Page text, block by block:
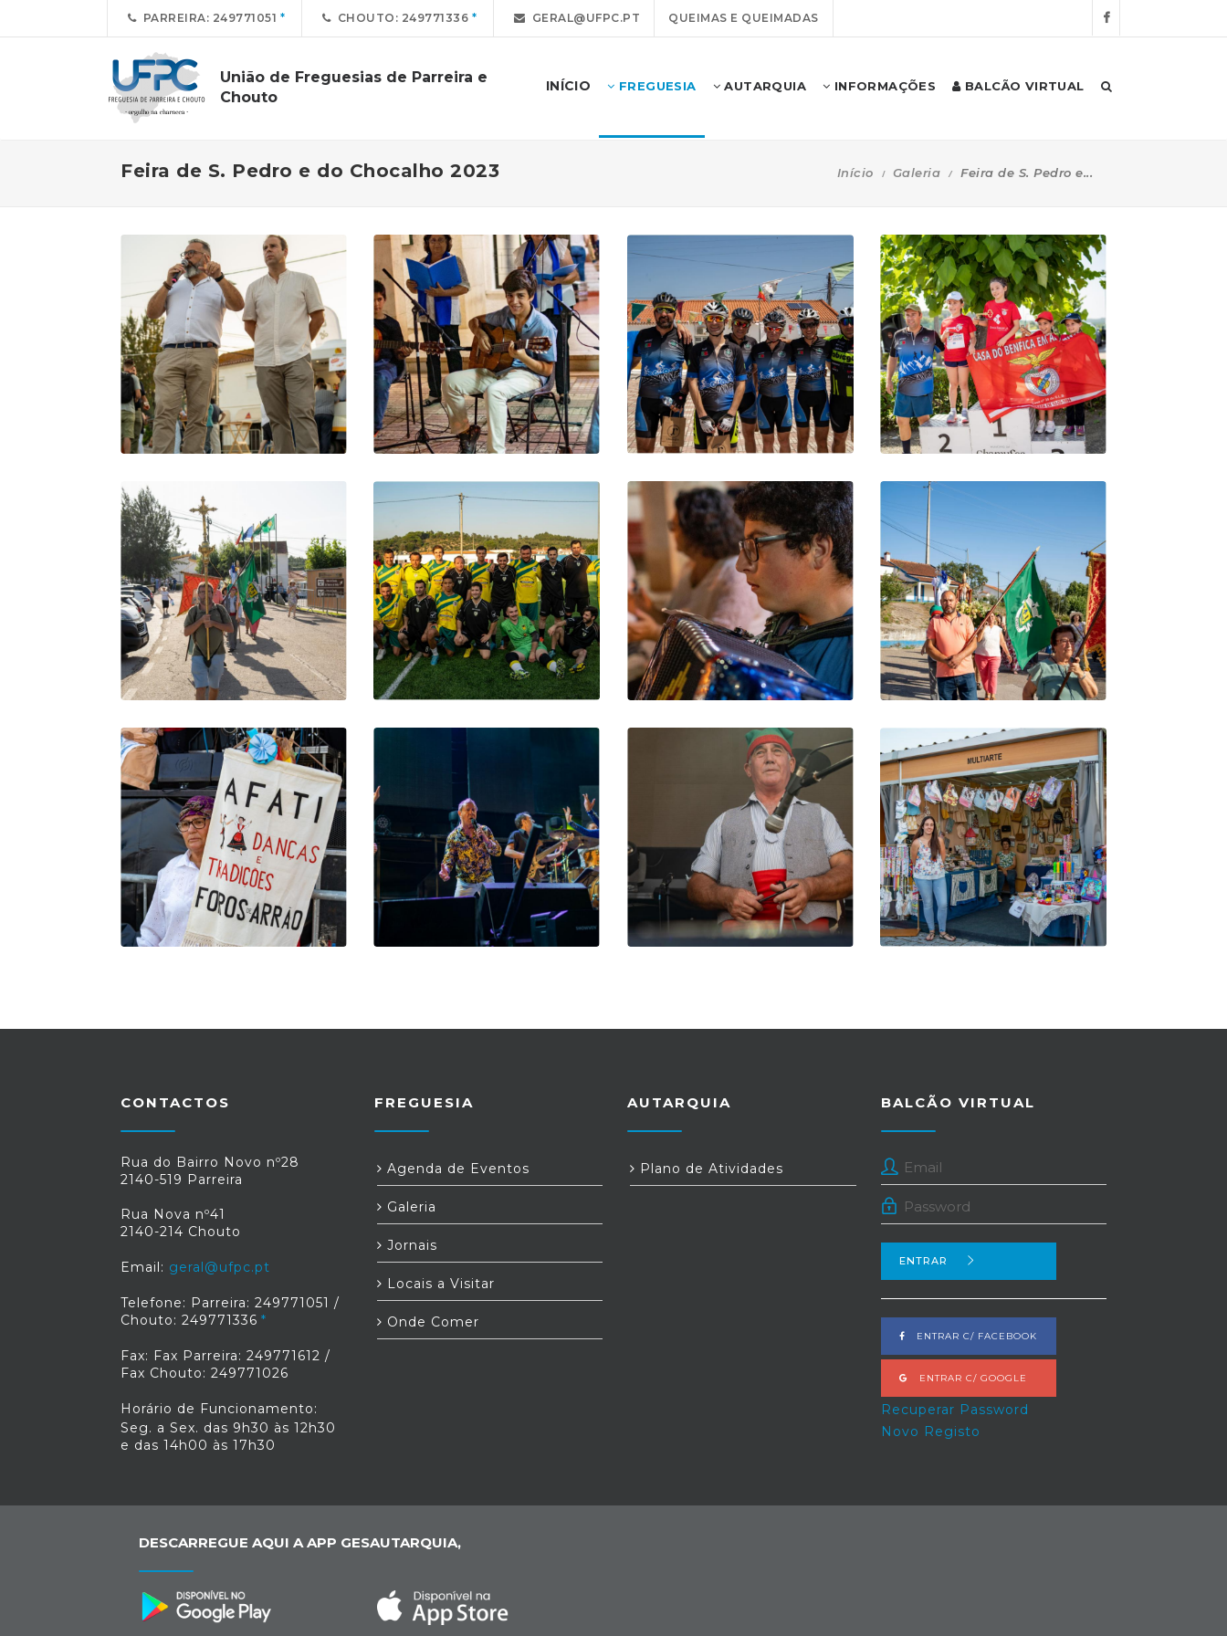
PARREIRA: 249771051 CHOUTO: 249771336 GERAL@UFPC.PT QUEIMAS E QUEIMADAS
União de Freguesias de Parreira e
Chouto
INÍCIO FREGUESIA AUTARQUIA INFORMAÇÕES BALCÃO VIRTUAL
Feira de S. Pedro e do Chocalho 2023 Início Galeria Feira de S. Pedro e...
CONTACTOS
Rua do Bairro Novo nº28
2140-519 Parreira
Rua Nova nº41
2140-214 Chouto
Email: geral@ufpc.pt
Telefone: Parreira: 249771051 /
Chouto: 249771336
Fax: Fax Parreira: 249771612 /
Fax Chouto: 249771026
Horário de Funcionamento:
Seg. a Sex. das 9h30 às 12h30
e das 14h00 às 17h30
FREGUESIA
Agenda de Eventos
Galeria
Jornais
Locais a Visitar
Onde Comer
AUTARQUIA
Plano de Atividades
BALCÃO VIRTUAL
ENTRAR
ENTRAR C/ FACEBOOK
ENTRAR C/ GOOGLE
Recuperar Password
Novo Registo
DESCARREGUE AQUI A APP GESAUTARQUIA,